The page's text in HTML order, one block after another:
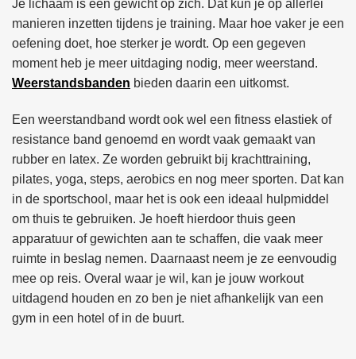
Je lichaam is een gewicht op zich. Dat kun je op allerlei
manieren inzetten tijdens je training. Maar hoe vaker je een
oefening doet, hoe sterker je wordt. Op een gegeven
moment heb je meer uitdaging nodig, meer weerstand.
Weerstandsbanden bieden daarin een uitkomst.
Een weerstandband wordt ook wel een fitness elastiek of
resistance band genoemd en wordt vaak gemaakt van
rubber en latex. Ze worden gebruikt bij krachttraining,
pilates, yoga, steps, aerobics en nog meer sporten. Dat kan
in de sportschool, maar het is ook een ideaal hulpmiddel
om thuis te gebruiken. Je hoeft hierdoor thuis geen
apparatuur of gewichten aan te schaffen, die vaak meer
ruimte in beslag nemen. Daarnaast neem je ze eenvoudig
mee op reis. Overal waar je wil, kan je jouw workout
uitdagend houden en zo ben je niet afhankelijk van een
gym in een hotel of in de buurt.